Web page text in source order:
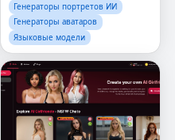
Генераторы портретов ИИ
Генераторы аватаров
Языковые модели